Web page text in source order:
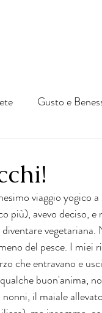
Gusto e
viaggio yogico
più), avevo deciso,
del pesce. I miei
che entravano e
buon'anima,
il maiale